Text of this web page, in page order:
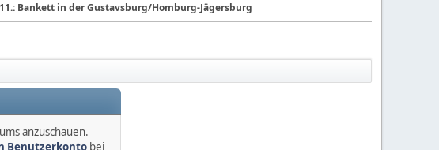
Bankett in der Gustavsburg/Homburg-Jägersburg
anzuschauen.
Benutzerkontobei